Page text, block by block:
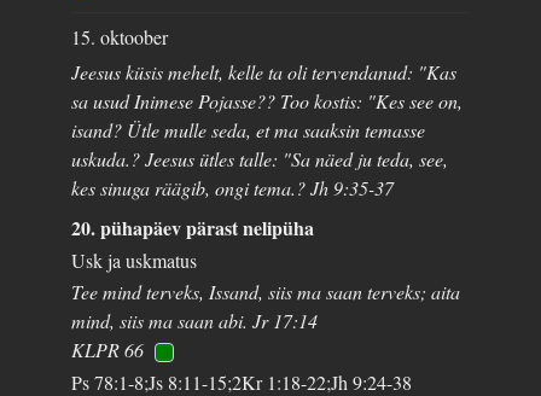
15. oktoober
Jeesus küsis mehelt, kelle ta oli tervendanud: "Kas
sa usud Inimese Pojasse?? Too kostis: "Kes see on,
isand? Ütle mulle seda, et ma saaksin temasse
uskuda.? Jeesus ütles talle: "Sa näed ju teda, see,
kes sinuga räägib, ongi tema.? Jh 9:35-37
20. pühapäev pärast nelipüha
Usk ja uskmatus
Tee mind terveks, Issand, siis ma saan terveks; aita
mind, siis ma saan abi. Jr 17:14
KLPR 66
Ps 78:1-8;Js 8:11-15;2Kr 1:18-22;Jh 9:24-38